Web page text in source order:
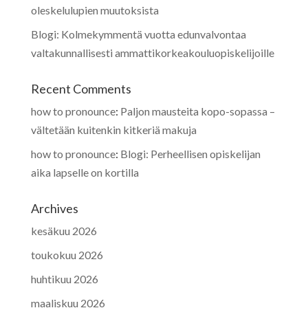
oleskelulupien muutoksista
Blogi: Kolmekymmentä vuotta edunvalvontaa
valtakunnallisesti ammattikorkeakouluopiskelijoille
Recent Comments
how to pronounce: Paljon mausteita kopo-sopassa –
vältetään kuitenkin kitkeriä makuja
how to pronounce: Blogi: Perheellisen opiskelijan
aika lapselle on kortilla
Archives
kesäkuu 2026
toukokuu 2026
huhtikuu 2026
maaliskuu 2026